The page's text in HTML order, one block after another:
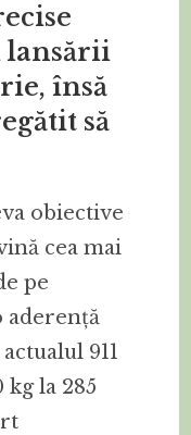
lansării
însă
să
obiective
cea mai
pe
aderență
911
kg la 285